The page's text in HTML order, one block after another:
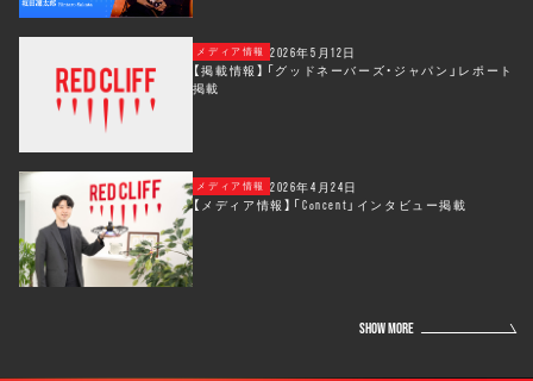
2026年5月12日
メディア情報
【掲載情報】「グッドネーバーズ・ジャパン」レポート
掲載
2026年4月24日
メディア情報
【メディア情報】「Concent」インタビュー掲載
SHOW MORE